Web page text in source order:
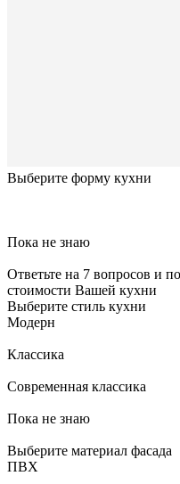
Выберите форму кухни
Пока не знаю
Ответьте на 7 вопросов и
стоимости Вашей кухни
Выберите стиль кухни
Модерн
Классика
Современная классика
Пока не знаю
Выберите материал фасада
ПВХ